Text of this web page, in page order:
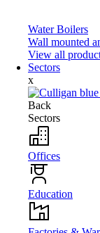
Water Boilers
Wall mounted
View all
Sectors
x
Back
Sectors
Offices
Education